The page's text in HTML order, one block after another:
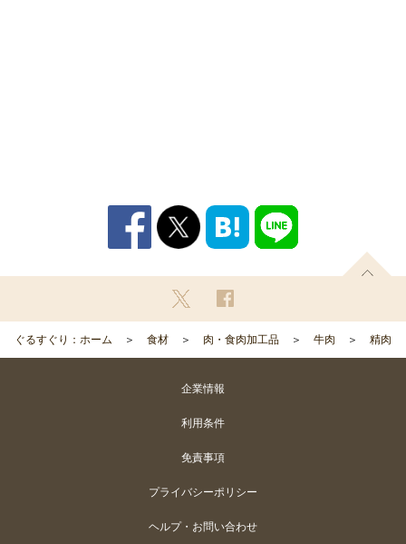
ぐるすぐり：ホーム 食材 肉・食肉加工品 牛肉 精肉
企業情報
利用条件
免責事項
プライバシーポリシー
ヘルプ・お問い合わせ